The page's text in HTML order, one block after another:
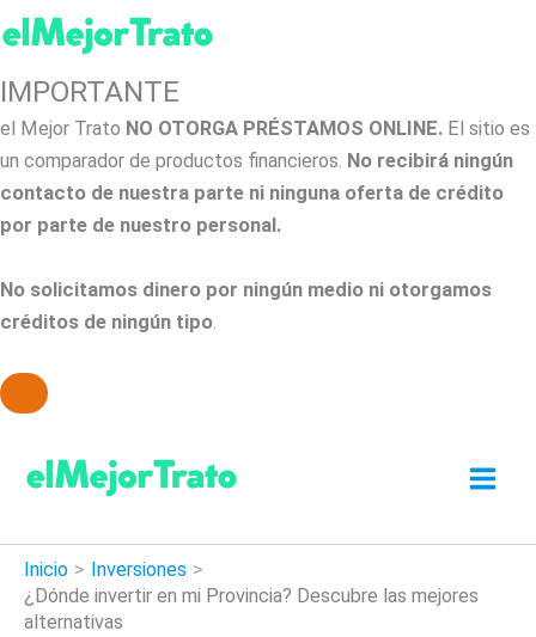
IMPORTANTE
el Mejor Trato NO OTORGA PRÉSTAMOS ONLINE. El sitio es
un comparador de productos financieros. No recibirá ningún
contacto de nuestra parte ni ninguna oferta de crédito
por parte de nuestro personal.
No solicitamos dinero por ningún medio ni otorgamos
créditos de ningún tipo.
contenido
Inicio
Inversiones
¿Dónde invertir en mi Provincia? Descubre las mejores
alternativas